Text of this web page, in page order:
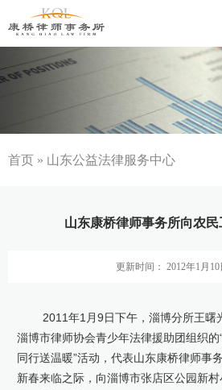
关于康桥
康桥文化
康桥人员
康桥党建
业务领域
社会责任
康桥法治研
首页 » 山东公益法律服务中心
山东康桥律师事务所向农
更新时间： 2012年1月10
2011年1月9日下午，淄博分所王曙
淄博市律师协会青少年法律援助团组织
同行送温暖”活动，代表山东康桥律师事
新春来临之际，向淄博市张店区公园新